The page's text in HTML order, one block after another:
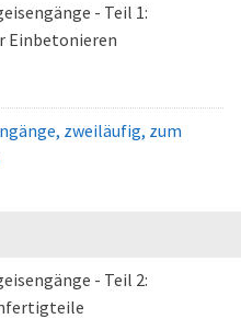
- Teil 1:
Einbetonieren
zweiläufig, zum
- Teil 2: